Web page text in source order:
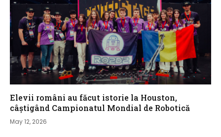
Elevii români au făcut istorie la Houston,
câștigând Campionatul Mondial de Robotică
May 12, 2026